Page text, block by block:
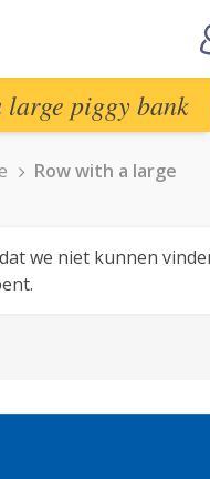
piggy bank
Row with a large
we niet kunnen